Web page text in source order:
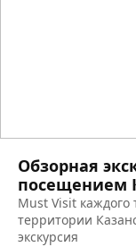
Обзорная
посещением
Must Visit каждого
территории
экскурсия